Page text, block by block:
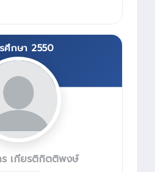
ศึกษา 2550
เกียรติกิตติพงษ์